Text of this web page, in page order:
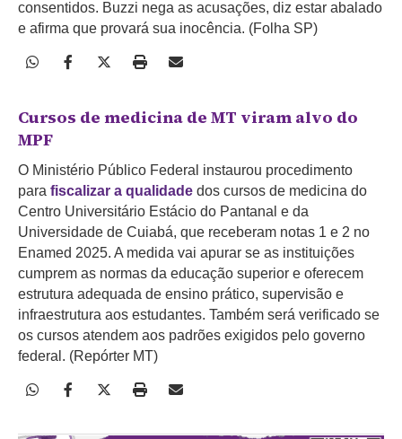
consentidos. Buzzi nega as acusações, diz estar abalado
e afirma que provará sua inocência. (Folha SP)
Cursos de medicina de MT viram alvo do
MPF
O Ministério Público Federal instaurou procedimento
para fiscalizar a qualidade dos cursos de medicina do
Centro Universitário Estácio do Pantanal e da
Universidade de Cuiabá, que receberam notas 1 e 2 no
Enamed 2025. A medida vai apurar se as instituições
cumprem as normas da educação superior e oferecem
estrutura adequada de ensino prático, supervisão e
infraestrutura aos estudantes. Também será verificado se
os cursos atendem aos padrões exigidos pelo governo
federal. (Repórter MT)